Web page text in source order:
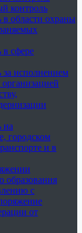
контроль
области охраны
сфере
исполнением
на
городском
и в
образования
с
от